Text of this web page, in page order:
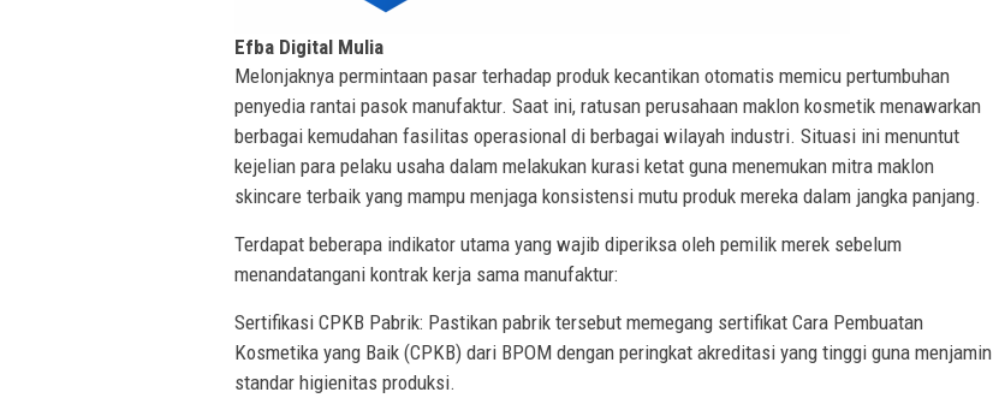
Efba Digital Mulia
Melonjaknya permintaan pasar terhadap produk kecantikan otomatis memicu pertumbuhan
penyedia rantai pasok manufaktur. Saat ini, ratusan perusahaan maklon kosmetik menawarkan
berbagai kemudahan fasilitas operasional di berbagai wilayah industri. Situasi ini menuntut
kejelian para pelaku usaha dalam melakukan kurasi ketat guna menemukan mitra maklon
skincare terbaik yang mampu menjaga konsistensi mutu produk mereka dalam jangka panjang.
Terdapat beberapa indikator utama yang wajib diperiksa oleh pemilik merek sebelum
menandatangani kontrak kerja sama manufaktur:
Sertifikasi CPKB Pabrik: Pastikan pabrik tersebut memegang sertifikat Cara Pembuatan
Kosmetika yang Baik (CPKB) dari BPOM dengan peringkat akreditasi yang tinggi guna menjamin
standar higienitas produksi.